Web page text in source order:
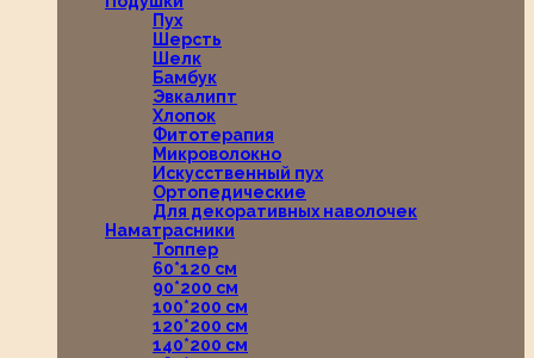
Пух
Шерсть
Шелк
Бамбук
Эвкалипт
Хлопок
Фитотерапия
Микроволокно
Искусственный пух
Ортопедические
Для декоративных наволочек
Наматрасники
Топпер
60*120 см
90*200 см
100*200 см
120*200 см
140*200 см